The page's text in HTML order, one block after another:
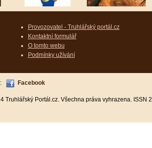
Provozovatel - Truhlářský portál.cz
Kontaktní formulář
O tomto webu
Podmínky užívání
Facebook
Truhlářský Portál.cz. Všechna práva vyhrazena.